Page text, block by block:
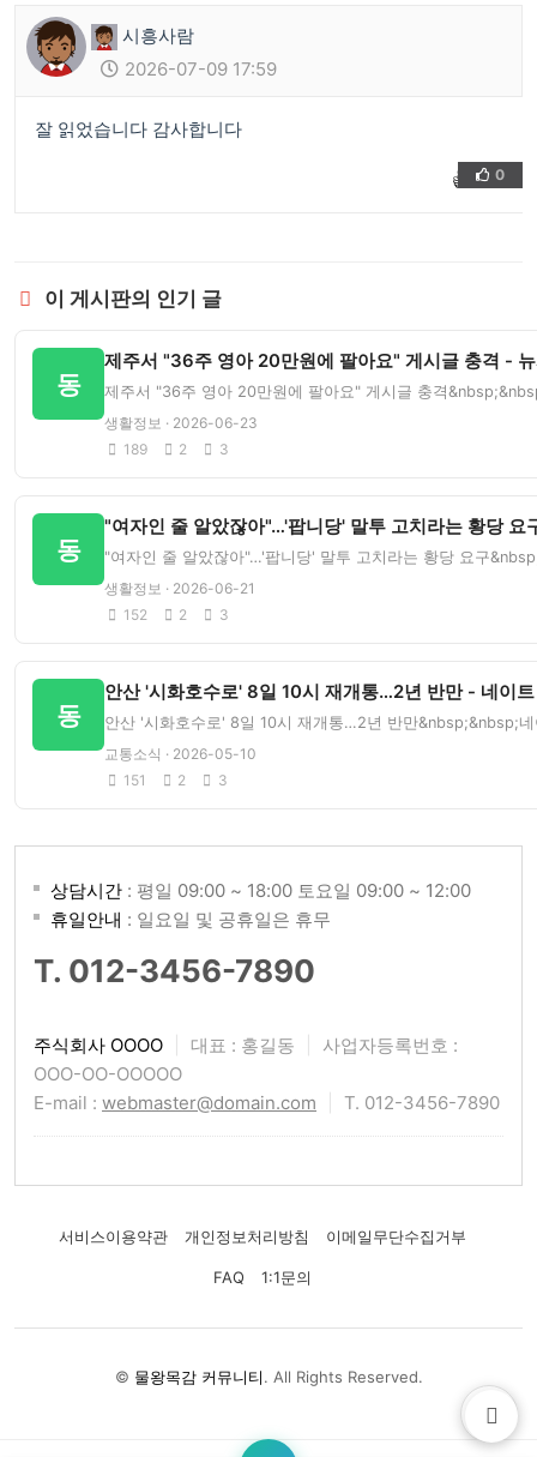
시흥사람
2026-07-09 17:59
잘 읽었습니다 감사합니다
👍 ❤️
0
이 게시판의 인기 글
동
제주서 "36주 영아 20만원에 팔아요" 게시글 충격 -
제주서 "36주 영아 20만원에 팔아요" 게시글 충격
생활정보 · 2026-06-23
189
2 3
동
"여자인 줄 알았잖아"…'팝니당' 말투 고치라는 황당 요
"여자인 줄 알았잖아"…'팝니당' 말투 고치라는 황당 요구
생활정보 · 2026-06-21
152
2 3
동
안산 '시화호수로' 8일 10시 재개통…2년 반만 - 네이트
안산 '시화호수로' 8일 10시 재개통…2년 반만&nbsp;&nbsp;
교통소식 · 2026-05-10
151
2 3
상담시간 : 평일 09:00 ~ 18:00 토요일 09:00 ~ 12:00
휴일안내 : 일요일 및 공휴일은 휴무
T. 012-3456-7890
주식회사 OOOO 대표 : 홍길동
사업자등록번호 :
OOO-OO-OOOOO
E-mail : webmaster@domain.com T. 012-3456-7890
서비스이용약관 개인정보처리방침 이메일무단수집거부
FAQ 1:1문의
© 물왕목감 커뮤니티. All Rights Reserved.